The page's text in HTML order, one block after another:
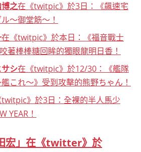
之在《twitpic》於3日：《飆速宅
〜御堂筋〜！
在《twitpic》於本日：《福音戰士
著棒棒糖回眸的獨眼龍明日香！
シ在《twitpic》於12/30：《艦隊
これ～》受到攻擊的熊野ちゃん！
》於3日：全裸的半人馬少
YEAR！
宏」在《twitter》於